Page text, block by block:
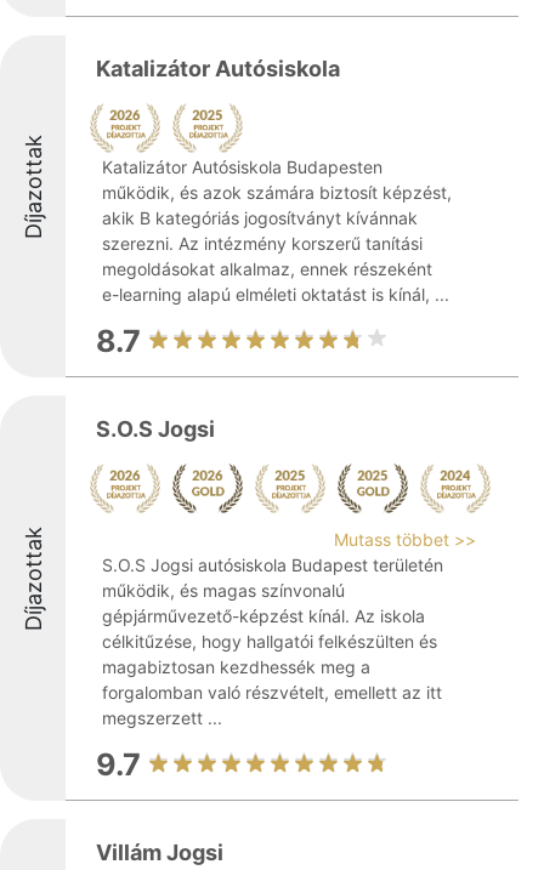
Díjazottak
Katalizátor Autósiskola
Katalizátor Autósiskola Budapesten
működik, és azok számára biztosít képzést,
akik B kategóriás jogosítványt kívánnak
szerezni. Az intézmény korszerű tanítási
megoldásokat alkalmaz, ennek részeként
e-learning alapú elméleti oktatást is kínál, ...
8.7
Díjazottak
S.O.S Jogsi
Mutass többet >>
S.O.S Jogsi autósiskola Budapest területén
működik, és magas színvonalú
gépjárművezető-képzést kínál. Az iskola
célkitűzése, hogy hallgatói felkészülten és
magabiztosan kezdhessék meg a
forgalomban való részvételt, emellett az itt
megszerzett ...
9.7
Villám Jogsi